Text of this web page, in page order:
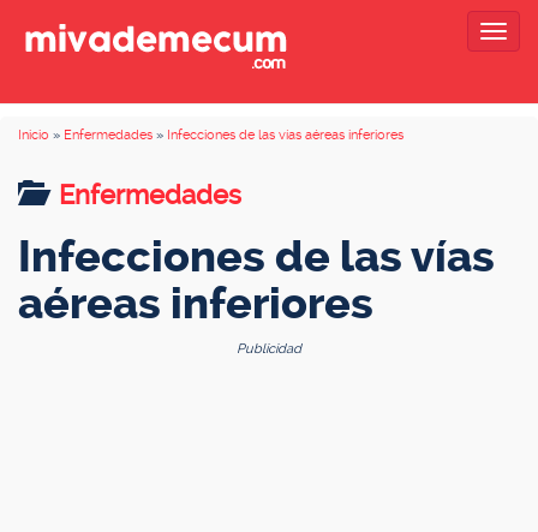
Inicio » Enfermedades » Infecciones de las vías aéreas inferiores
Enfermedades
Infecciones de las vías
aéreas inferiores
Publicidad